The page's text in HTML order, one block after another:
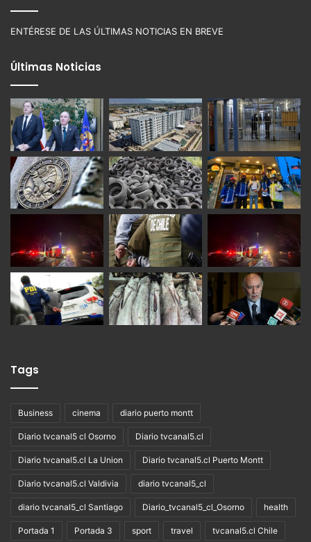
ENTÉRESE DE LAS ÚLTIMAS NOTICIAS EN BREVE
Últimas Noticias
Tags
Business cinema diario puerto montt
Diario tvcanal5 cl Osorno Diario tvcanal5.cl
Diario tvcanal5.cl La Union Diario tvcanal5.cl Puerto Montt
Diario tvcanal5.cl Valdivia diario tvcanal5_cl
diario tvcanal5_cl Santiago Diario_tvcanal5_cl_Osorno health
Portada 1 Portada 3 sport travel tvcanal5.cl Chile